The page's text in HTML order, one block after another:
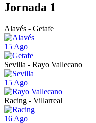
Jornada 1
Alavés - Getafe
15 Ago
Sevilla - Rayo Vallecano
15 Ago
Racing - Villarreal
16 Ago